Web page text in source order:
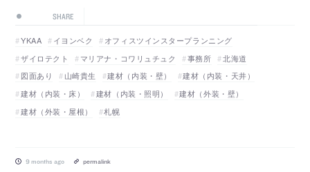
SHARE
YKAA イヨンベク
オフィスツインスタープランニング
ザイロテクト
マリアナ・コワリュチュク 事務所
北海道
図面あり
山崎貴生 建材（内装・壁）
建材（内装・天井）
建材（内装・床）
建材（内装・照明）
建材（外装・壁）
建材（外装・屋根）
札幌
9 months ago permalink